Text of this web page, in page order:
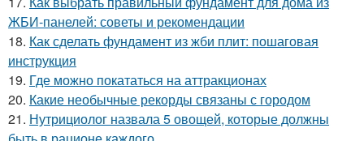
ЖБИ-панелей: советы и рекомендации
18. Как сделать фундамент из жби плит: пошаговая
инструкция
19. Где можно покататься на аттракционах
20. Какие необычные рекорды связаны с городом
21. Нутрициолог назвала 5 овощей, которые должны